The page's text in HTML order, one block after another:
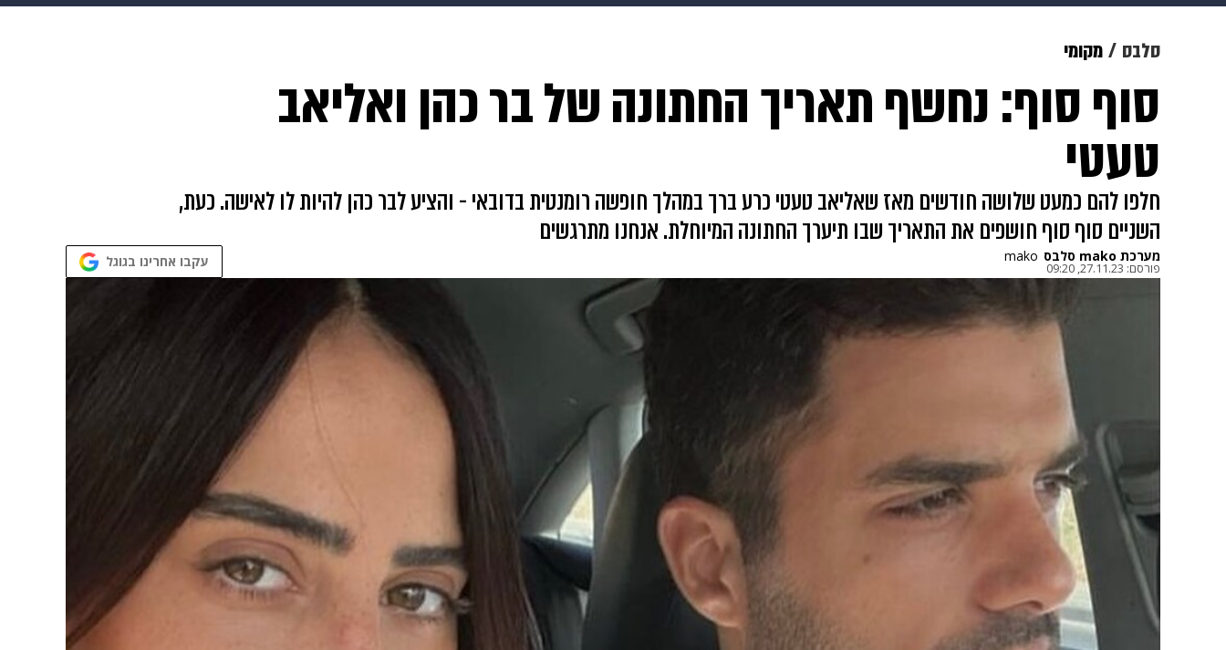
דיגיטל גאווה ויוה משפט תשעה חודשים מתכונים פרויקטים מיוחדים
סלבס מקומי
סוף סוף: נחשף תאריך החתונה של בר כהן ואליאב
טעטי
חלפו להם כמעט שלושה חודשים מאז שאליאב טעטי כרע ברך במהלך חופשה רומנטית בדובאי - והציע לבר כהן להיות לו לאישה. כעת,
השניים סוף סוף חושפים את התאריך שבו תיערך החתונה המיוחלת. אנחנו מתרגשים
מערכת mako סלבס mako
פורסם: 27.11.23, 09:20 עקבו אחרינו בגוגל